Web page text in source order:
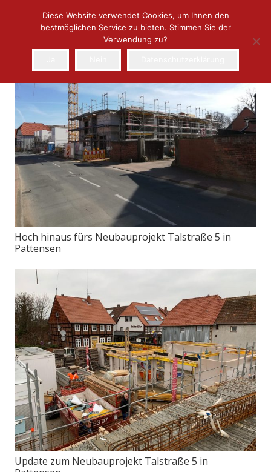
Hoch hinaus fürs Neubauprojekt Talstraße 5 in
Pattensen
Update zum Neubauprojekt Talstraße 5 in
Diese Website verwendet Cookies, um Ihnen den
bestmöglichen Service zu bieten. Stimmen Sie der
Verwendung zu?